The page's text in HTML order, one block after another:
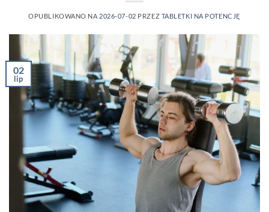
OPUBLIKOWANO NA 2026-07-02 PRZEZ TABLETKI NA POTENCJĘ
02
lip